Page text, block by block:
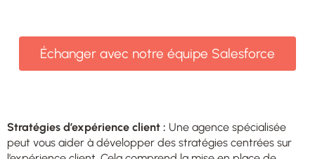
Échanger avec notre équipe Salesforce
Stratégies d’expérience client : Une agence spécialisée
peut vous aider à développer des stratégies centrées sur